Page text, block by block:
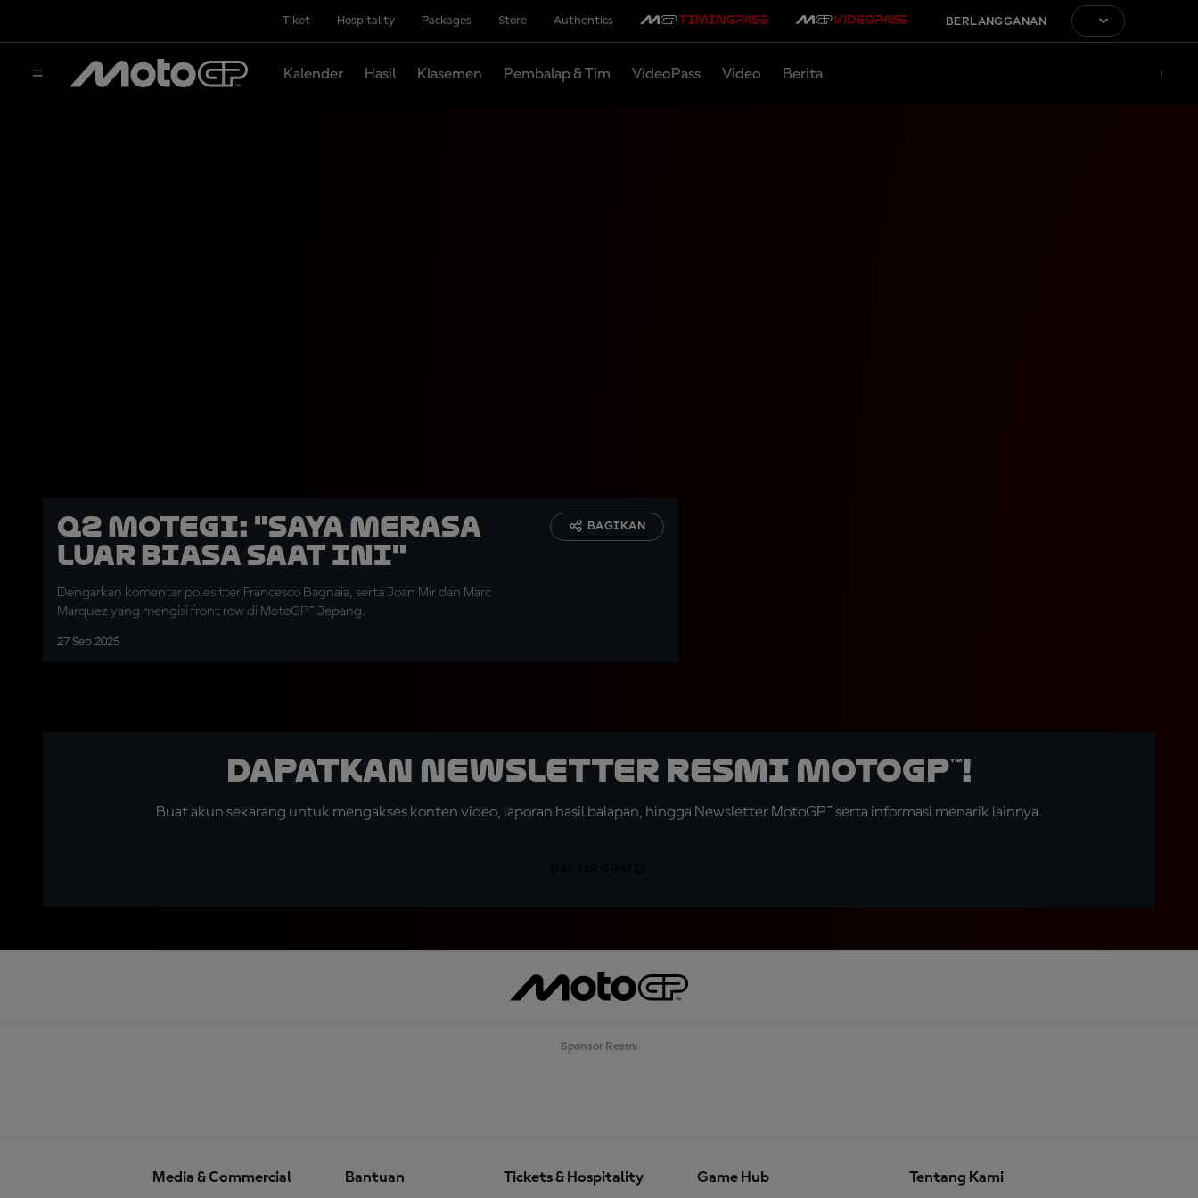
Tiket Hospitality Packages Store Authentics BERLANGGANAN
Kalender Hasil Klasemen Pembalap & Tim VideoPass Video Berita
Q2 Motegi: "Saya Merasa
Luar Biasa Saat Ini"
Dengarkan komentar polesitter Francesco Bagnaia, serta Joan Mir dan Marc
Marquez yang mengisi front row di MotoGP™ Jepang.
27 Sep 2025
BAGIKAN
Dapatkan Newsletter Resmi MotoGP™!
Buat akun sekarang untuk mengakses konten video, laporan hasil balapan, hingga Newsletter MotoGP™ serta informasi menarik lainnya.
Sponsor Resmi
Media & Commercial Bantuan Tickets & Hospitality Game Hub Tentang Kami